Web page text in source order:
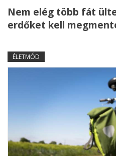
Nem elég több fát
erdőket kell
ÉLETMÓD